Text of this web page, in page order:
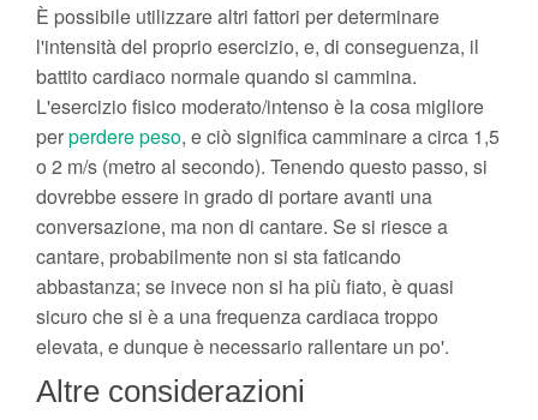
È possibile utilizzare altri fattori per determinare
l'intensità del proprio esercizio, e, di conseguenza, il
battito cardiaco normale quando si cammina.
L'esercizio fisico moderato/intenso è la cosa migliore
perperdere peso, e ciò significa camminare a circa 1,5
o 2 m/s (metro al secondo). Tenendo questo passo, si
dovrebbe essere in grado di portare avanti una
conversazione, ma non di cantare. Se si riesce a
cantare, probabilmente non si sta faticando
abbastanza; se invece non si ha più fiato, è quasi
sicuro che si è a una frequenza cardiaca troppo
elevata, e dunque è necessario rallentare un po'.
Altre considerazioni